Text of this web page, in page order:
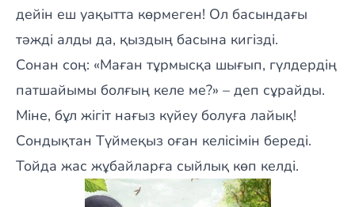
дейін еш уақытта көрмеген! Ол басындағы
тәжді алды да, қыздың басына кигізді.
Сонан соң: «Маған тұрмысқа шығып, гүлдердің
патшайымы болғың келе ме?» – деп сұрайды.
Міне, бұл жігіт нағыз күйеу болуға лайық!
Сондықтан Түймеқыз оған келісімін береді.
Тойда жас жұбайларға сыйлық көп келді.